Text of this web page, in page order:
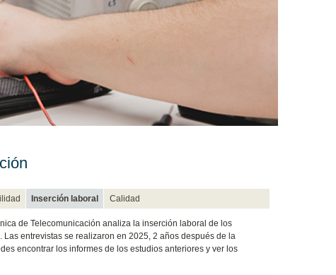
Inserción laboral Calidad
de Telecomunicación analiza la inserción laboral de los
entrevistas se realizaron en 2025, 2 años después de la
encontrar los informes de los estudios anteriores y ver los